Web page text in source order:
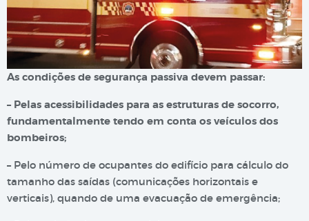
As condições de segurança passiva devem passar:
– Pelas acessibilidades para as estruturas de socorro,
fundamentalmente tendo em conta os veículos dos
bombeiros;
– Pelo número de ocupantes do edifício para cálculo do
tamanho das saídas (comunicações horizontais e
verticais), quando de uma evacuação de emergência;